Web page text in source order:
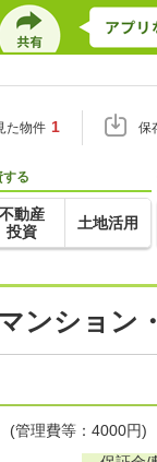
た物件 1 保
する
不動産
投資
土地活用
ンション
理費等：4000円)